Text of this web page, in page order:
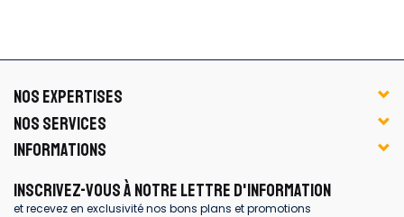
NOS EXPERTISES
NOS SERVICES
INFORMATIONS
INSCRIVEZ-VOUS À NOTRE LETTRE D'INFORMATION
et recevez en exclusivité nos bons plans et promotions